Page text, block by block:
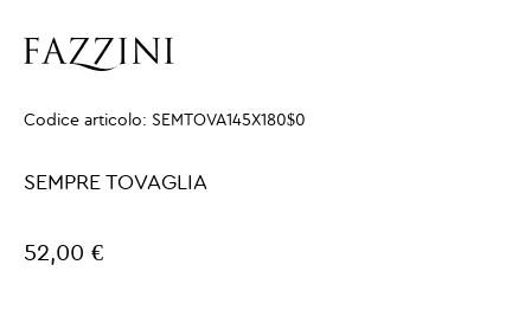
Codice articolo: SEMTOVA145X180$0
SEMPRE TOVAGLIA
52,00 €